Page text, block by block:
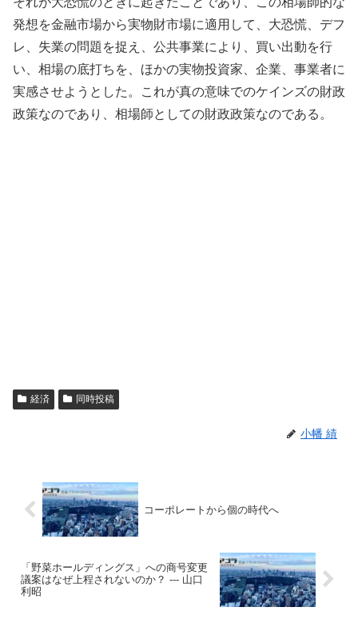
発想を金融市場から実物財市場に適用して、大恐慌、デフ
レ、失業の問題を捉え、公共事業により、買い出動を行
い、相場の底打ちを、ほかの実物投資家、企業、事業者に
実感させようとした。これが真の意味でのケインズの財政
政策なのであり、相場師としての財政政策なのである。
経済 同時投稿
小幡 績
コーポレートから個の時代へ
「野菜ホールディングス」への商号変更
議案はなぜ上程されないのか？ --- 山口
利昭